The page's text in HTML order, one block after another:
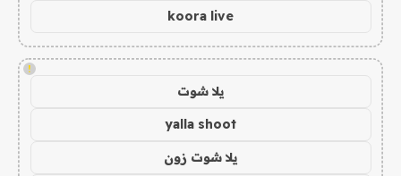
koora live
!
يلا شوت
yalla shoot
يلا شوت زون